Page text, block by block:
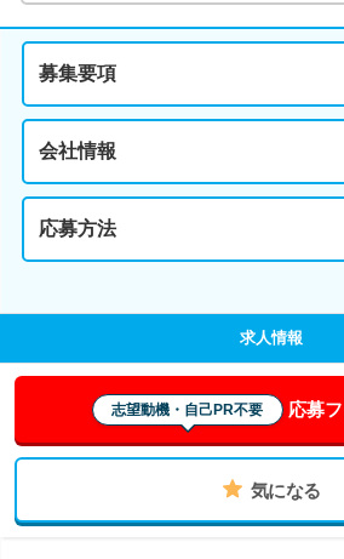
募集要項
会社情報
応募方法
求人情報
志望動機・自己PR不要 応募フ
気になる